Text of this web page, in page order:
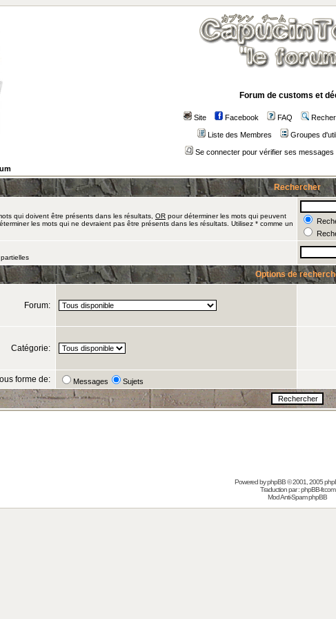
Forum de customs et
Site Facebook FAQ
Liste des Membres Groupes
Se connecter pour vérifier ses messages
Rechercher
qui doivent être présents dans les résultats, OR pour déterminer les mots qui peuvent
les mots qui ne devraient pas être présents dans les résultats. Utilisez * comme un
Options de
Forum:
Catégorie:
forme de: Messages Sujets
Powered byphpBB© 2001, 2005
Traduction par :phpBB-fr.com
Mod Anti-Spam phpBB